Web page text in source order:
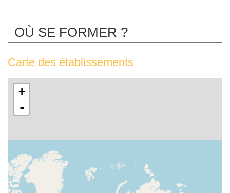
OÙ SE FORMER ?
Carte des établissements
+
-